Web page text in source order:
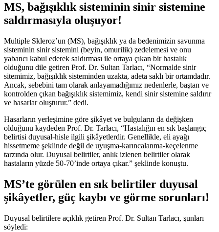
MS, bağışıklık sisteminin sinir sistemine
saldırmasıyla oluşuyor!
Multiple Skleroz’un (MS), bağışıklık ya da bedenimizin savunma
sisteminin sinir sistemini (beyin, omurilik) zedelemesi ve onu
yabancı kabul ederek saldırması ile ortaya çıkan bir hastalık
olduğunu dile getiren Prof. Dr. Sultan Tarlacı, “Normalde sinir
sitemimiz, bağışıklık sisteminden uzakta, adeta saklı bir ortamdadır.
Ancak, sebebini tam olarak anlayamadığımız nedenlerle, baştan ve
kontrolden çıkan bağışıklık sistemimiz, kendi sinir sistemine saldırır
ve hasarlar oluşturur.” dedi.
Hasarların yerleşimine göre şikâyet ve bulguların da değişken
olduğunu kaydeden Prof. Dr. Tarlacı, “Hastalığın en sık başlangıç
belirtisi duyusal-hisle ilgili şikâyetlerdir. Genellikle, eli ayağı
hissetmeme şeklinde değil de uyuşma-karıncalanma-keçelenme
tarzında olur. Duyusal belirtiler, anlık izlenen belirtiler olarak
hastaların yüzde 50-70’inde ortaya çıkar.” şeklinde konuştu.
MS’te görülen en sık belirtiler duyusal
şikâyetler, güç kaybı ve görme sorunları!
Duyusal belirtilere açıklık getiren Prof. Dr. Sultan Tarlacı, şunları
söyledi: